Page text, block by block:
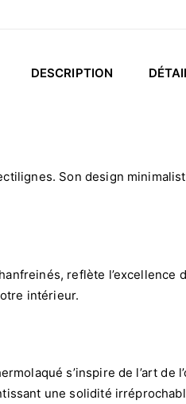
DESCRIPTION
Son design
reflète
intérieur.
s’inspire de l’art
une solidité